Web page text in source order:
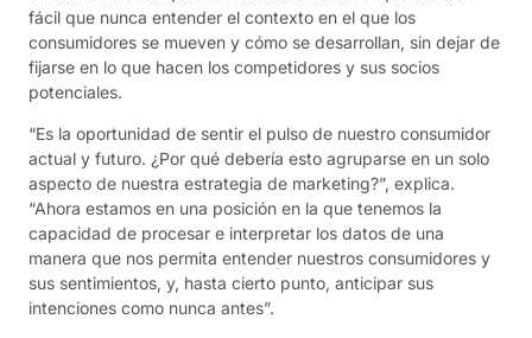
fácil que nunca entender el contexto en el que los
consumidores se mueven y cómo se desarrollan, sin dejar de
fijarse en lo que hacen los competidores y sus socios
potenciales.
“Es la oportunidad de sentir el pulso de nuestro consumidor
actual y futuro. ¿Por qué debería esto agruparse en un solo
aspecto de nuestra estrategia de marketing?”, explica.
“Ahora estamos en una posición en la que tenemos la
capacidad de procesar e interpretar los datos de una
manera que nos permita entender nuestros consumidores y
sus sentimientos, y, hasta cierto punto, anticipar sus
intenciones como nunca antes”.